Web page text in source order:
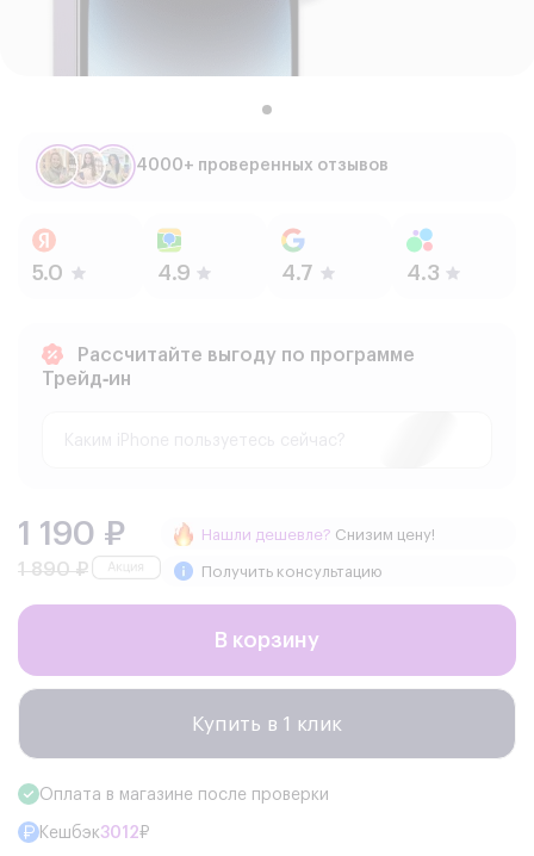
4000+ проверенных отзывов
Рассчитайте выгоду по программе
Трейд‑ин
1 190 ₽
1 890 ₽
Нашли дешевле? Снизим цену!
Получить консультацию
В корзину
Купить в 1 клик
Оплата в магазине после проверки
Кешбэк3012₽